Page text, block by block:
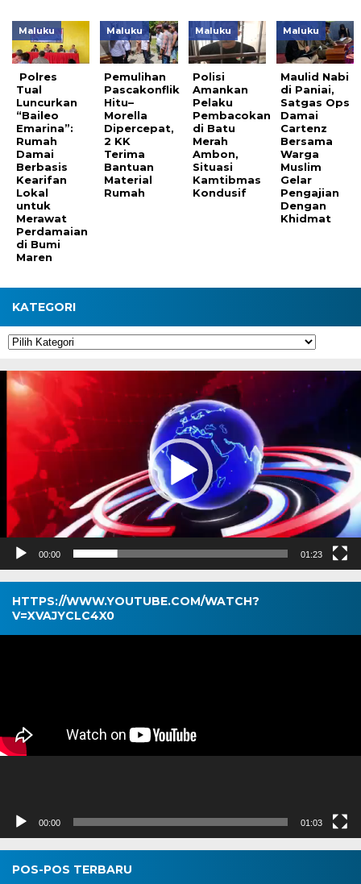
Maluku
Polres
Tual
Luncurkan
“Baileo
Emarina”:
Rumah
Damai
Berbasis
Kearifan
Lokal
untuk
Merawat
Perdamaian
di Bumi
Maren
Maluku
Pemulihan
Pascakonflik
Hitu–
Morella
Dipercepat,
2 KK
Terima
Bantuan
Material
Rumah
Maluku
Polisi
Amankan
Pelaku
Pembacokan
di Batu
Merah
Ambon,
Situasi
Kamtibmas
Kondusif
Maluku
Maulid Nabi
di Paniai,
Satgas Ops
Damai
Cartenz
Bersama
Warga
Muslim
Gelar
Pengajian
Dengan
Khidmat
KATEGORI
Kategori
Pemutar
Video
00:00 01:23
HTTPS://WWW.YOUTUBE.COM/WATCH?
V=XVAJYCLC4X0
Pemutar
00:00 01:03
POS-POS TERBARU